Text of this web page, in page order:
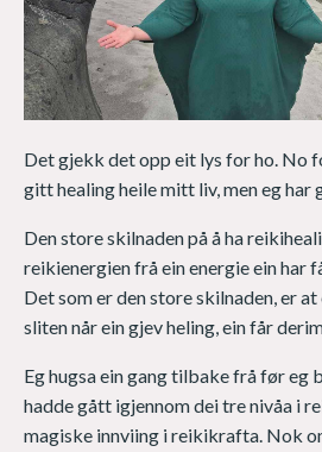
Det gjekk det opp eit lys for ho. No
gitt healing heile mitt liv, men eg har
Den store skilnaden på å ha
reikienergien frå ein energie ein har
Det som er den store skilnaden, er
sliten når ein gjev heling, ein får
Eg hugsa ein gang tilbake frå før eg
hadde gått igjennom dei tre nivåa i
magiske innviing i reikikrafta. Nok